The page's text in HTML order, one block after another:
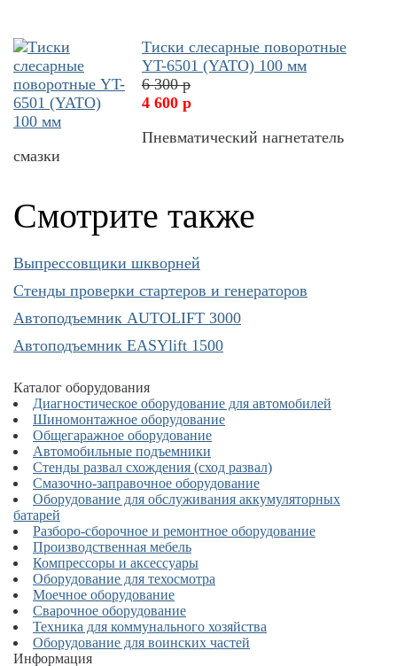
Тиски слесарные поворотные
YT-6501 (YATO) 100 мм
6 300 р
4 600 р
Пневматический нагнетатель
смазки
Смотрите также
Выпрессовщики шкворней
Cтенды проверки стартеров и генераторов
Автоподъемник AUTOLIFT 3000
Автоподъемник EASYlift 1500
Каталог оборудования
Диагностическое оборудование для автомобилей
Шиномонтажное оборудование
Общегаражное оборудование
Автомобильные подъемники
Стенды развал схождения (сход развал)
Смазочно-заправочное оборудование
Оборудование для обслуживания аккумуляторных
батарей
Разборо-сборочное и ремонтное оборудование
Производственная мебель
Компрессоры и аксессуары
Оборудование для техосмотра
Моечное оборудование
Сварочное оборудование
Техника для коммунального хозяйства
Оборудование для воинских частей
Информация